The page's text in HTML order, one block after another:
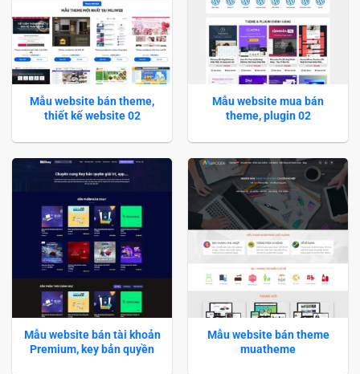
Mẫu website bán theme,
thiết kế website 02
Mẫu website mua bán
theme, plugin 02
Mẫu website bán tài khoản
Premium, key bản quyền
Mẫu website bán theme
muatheme